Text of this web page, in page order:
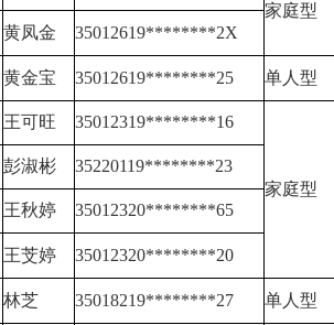
家庭型
黄凤金 35012619********2X
黄金宝 35012619********25 单人型
王可旺 35012319********16
家庭型
彭淑彬 35220119********23
王秋婷 35012320********65
王芠婷 35012320********20
林芝 35018219********27 单人型